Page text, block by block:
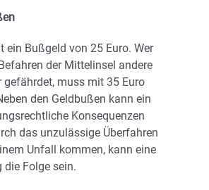
ein Bußgeld von 25 Euro. Wer
der Mittelinsel andere
gefährdet, muss mit 35 Euro
den Geldbußen kann ein
Konsequenzen
das unzulässige Überfahren
Unfall kommen, kann eine
Folge sein.